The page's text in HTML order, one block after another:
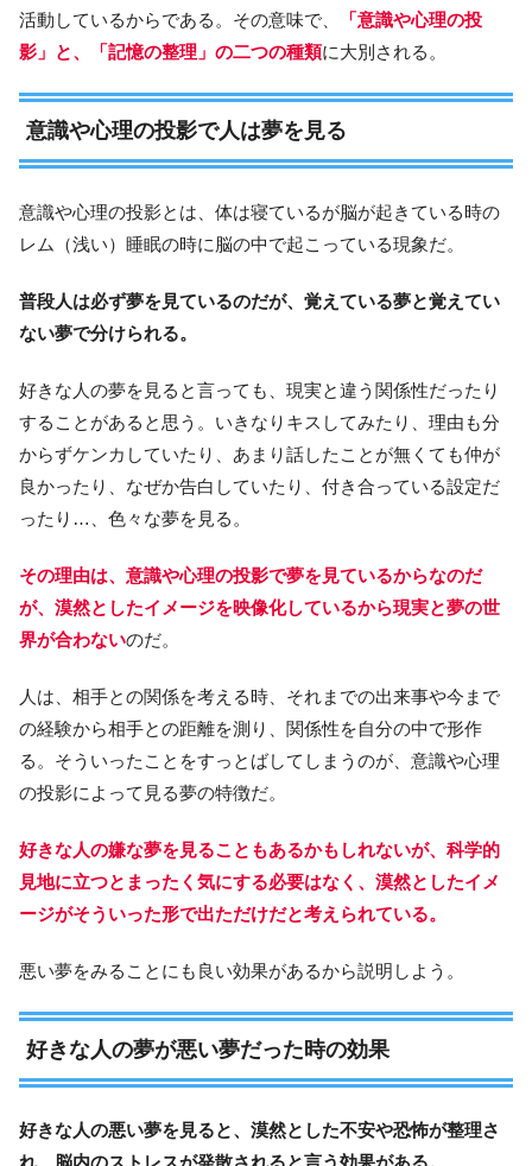
活動しているからである。その意味で、
「意識や心理の投
影」と、「記憶の整理」の二つの種類に大別される。
意識や心理の投影で人は夢を見る
意識や心理の投影とは、体は寝ているが脳が起きている時の
レム（浅い）睡眠の時に脳の中で起こっている現象だ。
普段人は必ず夢を見ているのだが、覚えている夢と覚えてい
ない夢で分けられる。
好きな人の夢を見ると言っても、現実と違う関係性だったり
することがあると思う。いきなりキスしてみたり、理由も分
からずケンカしていたり、あまり話したことが無くても仲が
良かったり、なぜか告白していたり、付き合っている設定だ
ったり…、色々な夢を見る。
その理由は、意識や心理の投影で夢を見ているからなのだ
が、漠然としたイメージを映像化しているから現実と夢の世
界が合わないのだ。
人は、相手との関係を考える時、それまでの出来事や今まで
の経験から相手との距離を測り、関係性を自分の中で形作
る。そういったことをすっとばしてしまうのが、意識や心理
の投影によって見る夢の特徴だ。
好きな人の嫌な夢を見ることもあるかもしれないが、科学的
見地に立つとまったく気にする必要はなく、漠然としたイメ
ージがそういった形で出ただけだと考えられている。
悪い夢をみることにも良い効果があるから説明しよう。
好きな人の夢が悪い夢だった時の効果
好きな人の悪い夢を見ると、漠然とした不安や恐怖が整理さ